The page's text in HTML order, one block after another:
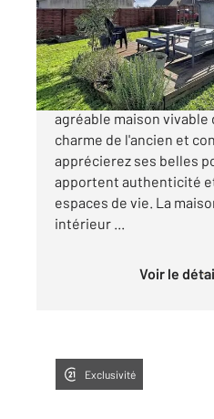
Maison à vendre
219 000
En EXCLUSIVITE, LE
agréable maison
charme de l'ancien et
apprécierez ses belles
apportent authenticité
espaces de vie. La
intérieur ...
Voir le
Exclusivité